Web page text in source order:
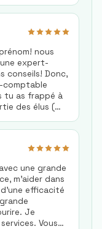
que l'on a
avec nous.
avec Micheline
nous
Donc,
comptable
tu as frappé à
Je suis
toi ?
une grande
m'aider dans
d'une efficacité
Je
Vous